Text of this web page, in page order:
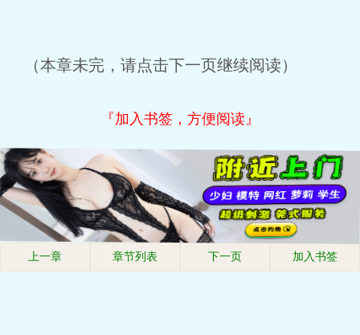
（本章未完，请点击下一页继续阅读）
『加入书签，方便阅读』
上一章 章节列表 下一页 加入书签